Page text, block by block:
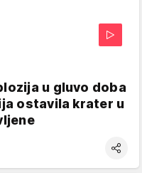
u gluvo doba
ostavila krater u